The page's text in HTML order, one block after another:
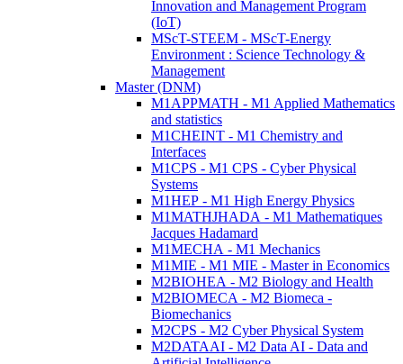
Innovation and Management Program
(IoT)
MScT-STEEM - MScT-Energy
Environment : Science Technology &
Management
Master (DNM)
M1APPMATH - M1 Applied Mathematics
and statistics
M1CHEINT - M1 Chemistry and
Interfaces
M1CPS - M1 CPS - Cyber Physical
Systems
M1HEP - M1 High Energy Physics
M1MATHJHADA - M1 Mathematiques
Jacques Hadamard
M1MECHA - M1 Mechanics
M1MIE - M1 MIE - Master in Economics
M2BIOHEA - M2 Biology and Health
M2BIOMECA - M2 Biomeca -
Biomechanics
M2CPS - M2 Cyber Physical System
M2DATAAI - M2 Data AI - Data and